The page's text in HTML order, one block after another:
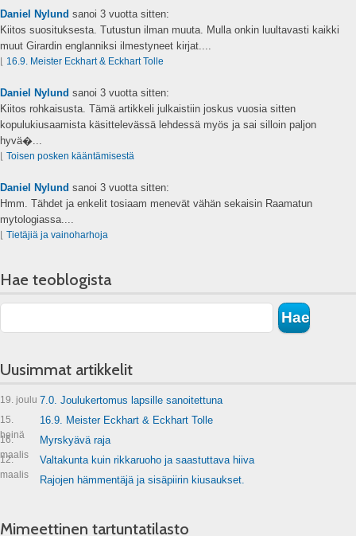
Daniel Nylund sanoi 3 vuotta sitten:
Kiitos suosituksesta. Tutustun ilman muuta. Mulla onkin luultavasti kaikki
muut Girardin englanniksi ilmestyneet kirjat....
16.9. Meister Eckhart & Eckhart Tolle
Daniel Nylund sanoi 3 vuotta sitten:
Kiitos rohkaisusta. Tämä artikkeli julkaistiin joskus vuosia sitten
kopulukiusaamista käsittelevässä lehdessä myös ja sai silloin paljon
hyvä�...
Toisen posken kääntämisestä
Daniel Nylund sanoi 3 vuotta sitten:
Hmm. Tähdet ja enkelit tosiaam menevät vähän sekaisin Raamatun
mytologiassa....
Tietäjiä ja vainoharhoja
Hae teoblogista
Uusimmat artikkelit
19. joulu 7.0. Joulukertomus lapsille sanoitettuna
15.
heinä
16.9. Meister Eckhart & Eckhart Tolle
16.
maalis
Myrskyävä raja
12.
maalis
Valtakunta kuin rikkaruoho ja saastuttava hiiva
Rajojen hämmentäjä ja sisäpiirin kiusaukset.
Mimeettinen tartuntatilasto